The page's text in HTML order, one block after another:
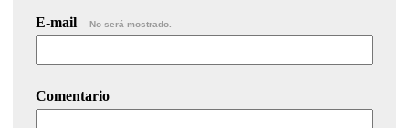
E-mail No será mostrado.
Comentario